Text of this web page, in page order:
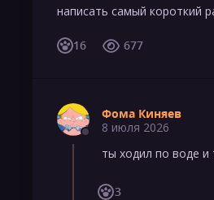
написать самый короткий
16 677
Фома Киняев
8 июля 2026
ты ходил по воде и
3